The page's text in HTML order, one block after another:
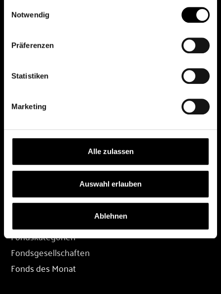
Notwendig
Präferenzen
Statistiken
Marketing
Alle zulassen
Auswahl erlauben
Ablehnen
All rights reserved.
Depot eröffnen
Depot übertragen
Konditionen
FONDS
Fondskategorien
Fondsgesellschaften
Fonds des Monat